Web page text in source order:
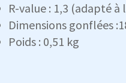
R-value : 1,3 (adapté à
Dimensions gonflées
Poids : 0,51 kg